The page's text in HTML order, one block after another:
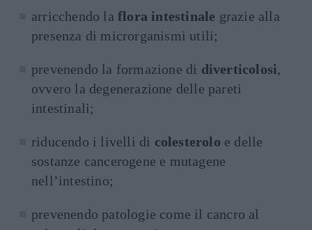
arricchendo la flora intestinale grazie alla
presenza di microrganismi utili;
prevenendo la formazione di diverticolosi,
ovvero la degenerazione delle pareti
intestinali;
riducendo i livelli di colesterolo e delle
sostanze cancerogene e mutagene
nell’intestino;
prevenendo patologie come il cancro al